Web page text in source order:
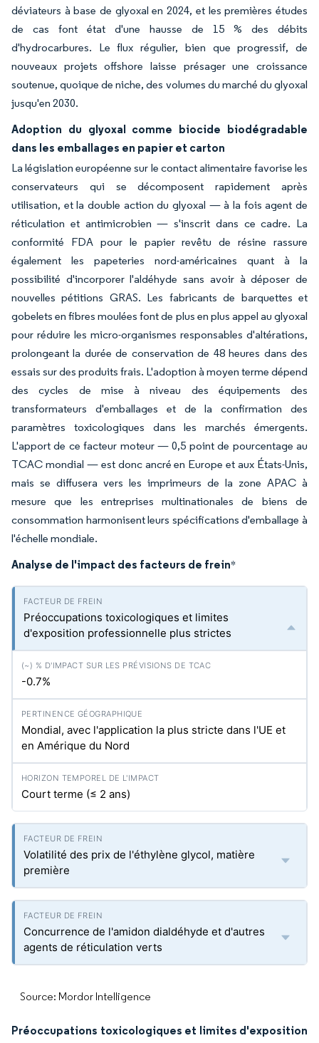
déviateurs à base de glyoxal en 2024, et les premières études
de cas font état d'une hausse de 15 % des débits
d'hydrocarbures. Le flux régulier, bien que progressif, de
nouveaux projets offshore laisse présager une croissance
soutenue, quoique de niche, des volumes du marché du glyoxal
jusqu'en 2030.
Adoption du glyoxal comme biocide biodégradable
dans les emballages en papier et carton
La législation européenne sur le contact alimentaire favorise les
conservateurs qui se décomposent rapidement après
utilisation, et la double action du glyoxal — à la fois agent de
réticulation et antimicrobien — s'inscrit dans ce cadre. La
conformité FDA pour le papier revêtu de résine rassure
également les papeteries nord-américaines quant à la
possibilité d'incorporer l'aldéhyde sans avoir à déposer de
nouvelles pétitions GRAS. Les fabricants de barquettes et
gobelets en fibres moulées font de plus en plus appel au glyoxal
pour réduire les micro-organismes responsables d'altérations,
prolongeant la durée de conservation de 48 heures dans des
essais sur des produits frais. L'adoption à moyen terme dépend
des cycles de mise à niveau des équipements des
transformateurs d'emballages et de la confirmation des
paramètres toxicologiques dans les marchés émergents.
L'apport de ce facteur moteur — 0,5 point de pourcentage au
TCAC mondial — est donc ancré en Europe et aux États-Unis,
mais se diffusera vers les imprimeurs de la zone APAC à
mesure que les entreprises multinationales de biens de
consommation harmonisent leurs spécifications d'emballage à
l'échelle mondiale.
Analyse de l'impact des facteurs de frein*
Préoccupations toxicologiques et limites
d'exposition professionnelle plus strictes
-0.7%
Mondial, avec l'application la plus stricte dans l'UE et
en Amérique du Nord
Court terme (≤ 2 ans)
Volatilité des prix de l'éthylène glycol, matière
première
Concurrence de l'amidon dialdéhyde et d'autres
agents de réticulation verts
Source: Mordor Intelligence
Préoccupations toxicologiques et limites d'exposition